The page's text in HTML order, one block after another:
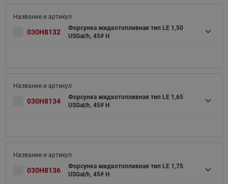
030H8132
Форсунка жидкотопливная тип LE 1,50
USGal/h, 45# H
030H8134
Форсунка жидкотопливная тип LE 1,65
USGal/h, 45# H
030H8136
Форсунка жидкотопливная тип LE 1,75
USGal/h, 45# H